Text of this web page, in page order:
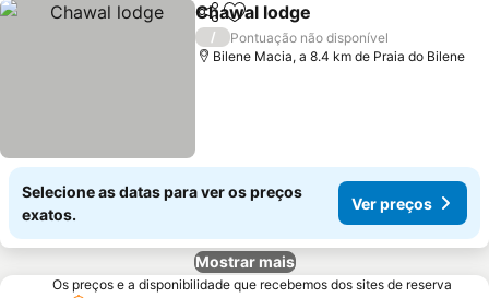
PartilharAdicionar aos favoritos
Chawal lodge
/
Pontuação não disponível
Bilene Macia, a 8.4 km de Praia do Bilene
Selecione as datas para ver os preços
exatos.
Ver preços
Mostrar mais
Os preços e a disponibilidade que recebemos dos sites de reserva